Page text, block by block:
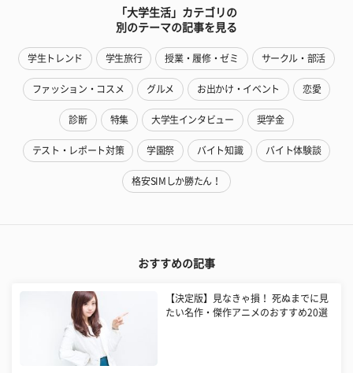
「大学生活」カテゴリの
別のテーマの記事を見る
学生トレンド 学生旅行 授業・履修・ゼミ サークル・部活
ファッション・コスメ グルメ お出かけ・イベント 恋愛
診断 特集 大学生インタビュー 奨学金
テスト・レポート対策 学園祭 バイト知識 バイト体験談
格安SIMしか勝たん！
おすすめの記事
【決定版】見なきゃ損！ 死ぬまでに見
たい名作・傑作アニメのおすすめ20選